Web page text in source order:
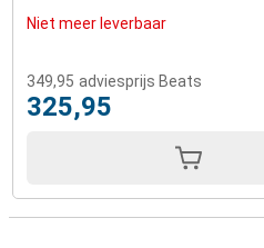
Niet meer leverbaar
349,95 adviesprijs Beats
325,95